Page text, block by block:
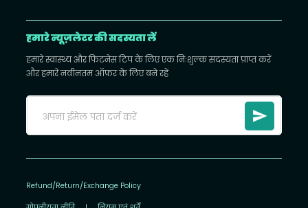
हमारे न्यूज़लेटर की सदस्यता लें
हमारे स्वास्थ्य और फिटनेस टिप के लिए एक निःशुल्क सदस्यता प्राप्त करें
और हमारे नवीनतम ऑफ़र के लिए बने रहें
Refund/Return/Exchange Policy